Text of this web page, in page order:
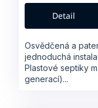
Detail
Osvědčená a
jednoduchá
Plastové septiky
generací)...